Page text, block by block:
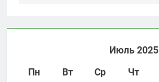
Июль 2025
Пн
Вт Ср Чт